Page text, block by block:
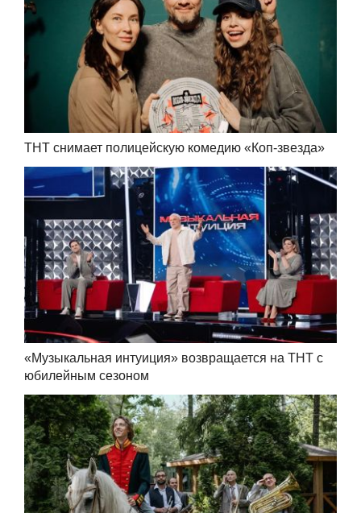
ТНТ снимает полицейскую комедию «Коп-звезда»
«Музыкальная интуиция» возвращается на ТНТ с
юбилейным сезоном